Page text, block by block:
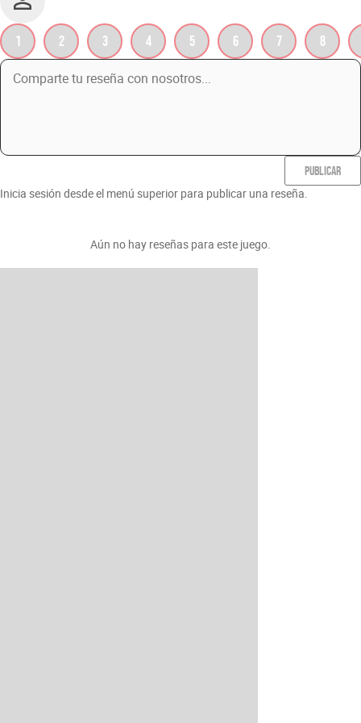
1 2 3 4 5 6 7 8
PUBLICAR
Inicia sesión desde el menú superior para publicar una reseña.
Aún no hay reseñas para este juego.